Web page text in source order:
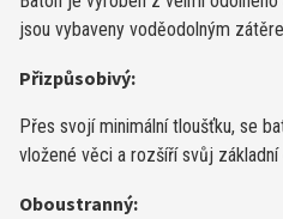
jsou vybaveny voděodolným
Přizpůsobivý:
Přes svojí minimální tloušťku, se
vložené věci a rozšíří svůj základní
Oboustranný: